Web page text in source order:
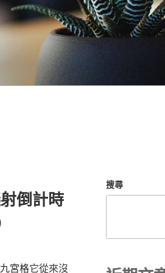
倒計時
九宮格它從來沒
搜尋